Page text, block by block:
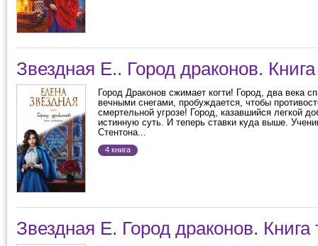
Звездная Е.. Город драконов.
Город Драконов сжимает когти! Город, два века
вечными снегами, пробуждается, чтобы
смертельной угрозе! Город, казавшийся легкой
истинную суть. И теперь ставки куда выше.
Стентона...
4 книга
Звездная Е. Город драконов. Книга